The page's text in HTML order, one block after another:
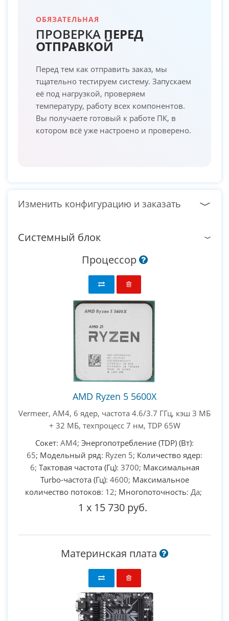
ОБЯЗАТЕЛЬНАЯ
ПРОВЕРКА ПЕРЕД
ОТПРАВКОЙ
Перед тем как отправить заказ, мы
тщательно тестируем систему. Запускаем
её под нагрузкой, проверяем
температуру, работу всех компонентов.
Вы получаете готовый к работе ПК, в
котором всё уже настроено и проверено.
Изменить конфигурацию и заказать
Системный блок
Процессор
AMD Ryzen 5 5600X
Vermeer, AM4, 6 ядер, частота 4.6/3.7 ГГц, кэш 3 МБ
+ 32 МБ, техпроцесс 7 нм, TDP 65W
Сокет: AM4; Энергопотребление (TDP) (Вт):
65; Модельный ряд: Ryzen 5; Количество ядер:
6; Тактовая частота (Гц): 3700; Максимальная
Turbo-частота (Гц): 4600; Максимальное
количество потоков: 12; Многопоточность: Да;
1 x 15 730 руб.
Материнская плата